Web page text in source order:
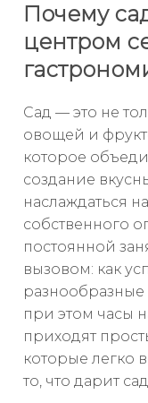
Почему
центром
Сад — это не
овощей и
которое
создание
наслаждаться
собственного
постоянной
вызовом: как
разнообразные
при этом часы
приходят
которые легко
то, что дарит